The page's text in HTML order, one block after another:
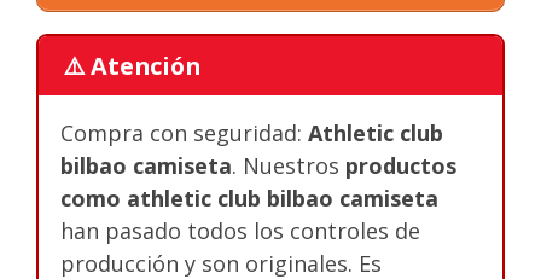
⚠️ Atención
Compra con seguridad: Athletic club
bilbao camiseta. Nuestros productos
como athletic club bilbao camiseta
han pasado todos los controles de
producción y son originales. Es